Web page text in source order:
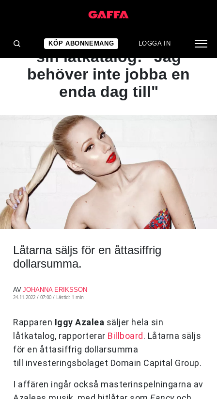
KÖP ABONNEMANG LOGGA IN
NYHET
Iggy Azalea säljer hela
sin låtkatalog: "Jag
behöver inte jobba en
enda dag till"
Låtarna säljs för en åttasiffrig
dollarsumma.
AV JOHANNA ERIKSSON
24.11.2022 / 07:00 / Lästid: 1 min
Rapparen Iggy Azalea säljer hela sin
låtkatalog, rapporterar Billboard. Låtarna säljs
för en åttasiffrig dollarsumma
till investeringsbolaget Domain Capital Group.
I affären ingår också masterinspelningarna av